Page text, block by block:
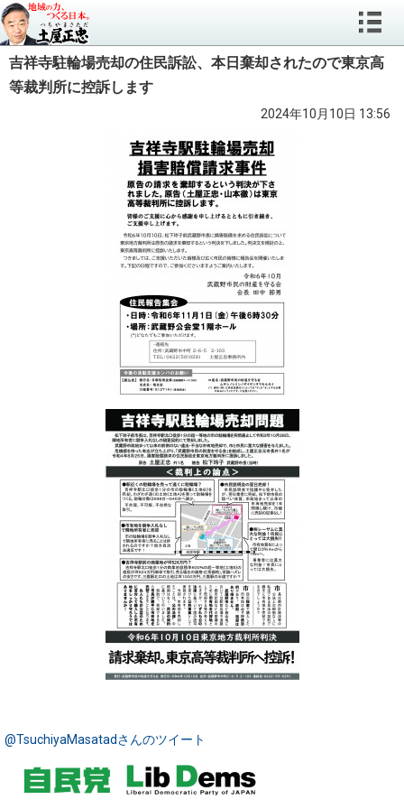
吉祥寺駐輪場売却の住民訴訟、本日棄却されたので東京高
等裁判所に控訴します
2024年10月10日 13:56
@TsuchiyaMasatadさんのツイート